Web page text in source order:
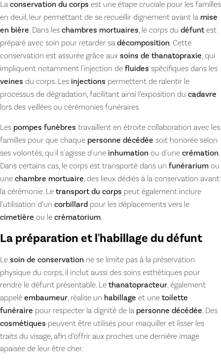
La conservation du corps est une étape cruciale pour les familles
en deuil, leur permettant de se recueillir dignement avant la mise
en bière. Dans les chambres mortuaires, le corps du défuntest
préparé avec soin pour retarder sa décomposition. Cette
conservation est assurée grâce aux soins de thanatopraxie, qui
impliquent notamment l'injection de fluides spécifiques dans les
veines du corps. Les injections permettent de ralentir le
processus de dégradation, facilitant ainsi l’exposition du cadavre
lors des veillées ou cérémonies funéraires.
Les pompes funèbres travaillent en étroite collaboration avec les
familles pour que chaque personne décédée soit honorée selon
ses volontés, qu'il s'agisse d'une inhumation ou d'une crémation.
Dans certains cas, le corps est transporté dans un funérarium ou
une chambre mortuaire, des lieux dédiés à la conservation avant
la cérémonie. Le transport du corps peut également inclure
l’utilisation d’un corbillard pour les déplacements vers le
cimetière ou le crématorium.
La préparation et l'habillage du défunt
Le soin de conservation ne se limite pas à la préservation
physique du corps, il inclut aussi des soins esthétiques pour
rendre le défunt présentable. Le thanatopracteur, également
appelé embaumeur, réalise un habillage et une toilette
funéraire pour respecter la dignité de la personne décédée. Des
cosmétiques peuvent être utilisés pour maquiller et lisser les
traits du visage, afin d’offrir aux proches une dernière image
apaisée de leur être cher.